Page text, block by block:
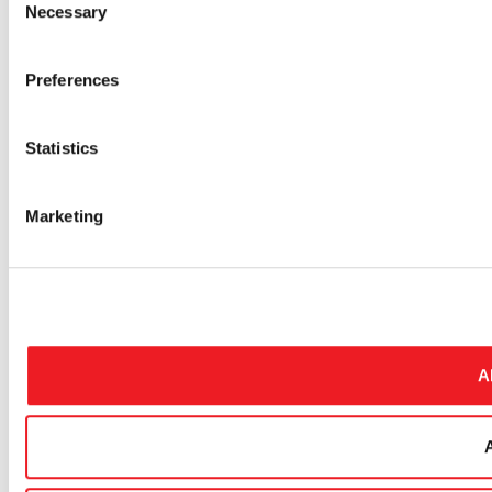
Selection
Necessary
Preferences
Statistics
Marketing